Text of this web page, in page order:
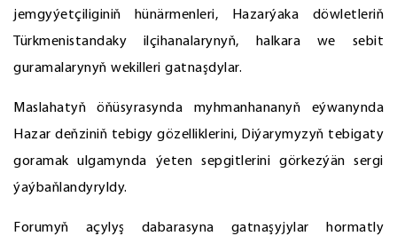
jemgyýetçiliginiň hünärmenleri, Hazarýaka döwletleriň
Türkmenistandaky ilçihanalarynyň, halkara we sebit
guramalarynyň wekilleri gatnaşdylar.
Maslahatyň öňüsyrasynda myhmanhananyň eýwanynda
Hazar deňziniň tebigy gözelliklerini, Diýarymyzyň tebigaty
goramak ulgamynda ýeten sepgitlerini görkezýän sergi
ýaýbaňlandyryldy.
Forumyň açylyş dabarasyna gatnaşyjylar hormatly